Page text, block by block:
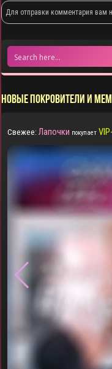
Для отправки комментария вам
НОВЫЕ ПОКРОВИТЕЛИ И
Свежее: Лапочки покупает